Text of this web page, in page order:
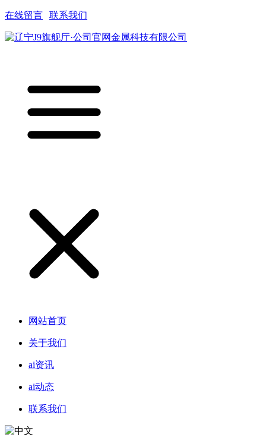
在线留言 联系我们
网站首页
关于我们
ai资讯
ai动态
联系我们